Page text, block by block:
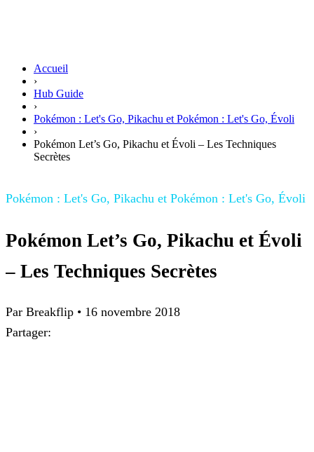
Accueil
›
Hub Guide
›
Pokémon : Let's Go, Pikachu et Pokémon : Let's Go, Évoli
›
Pokémon Let’s Go, Pikachu et Évoli – Les Techniques
Secrètes
Pokémon : Let's Go, Pikachu et Pokémon : Let's Go, Évoli
Pokémon Let’s Go, Pikachu et Évoli
– Les Techniques Secrètes
Par Breakflip • 16 novembre 2018
Partager: